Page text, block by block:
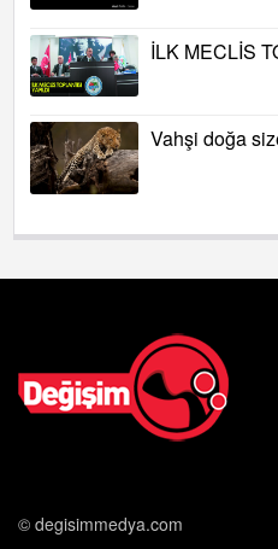
İLK MECLİS
Vahşi doğa
© degisimmedya.com